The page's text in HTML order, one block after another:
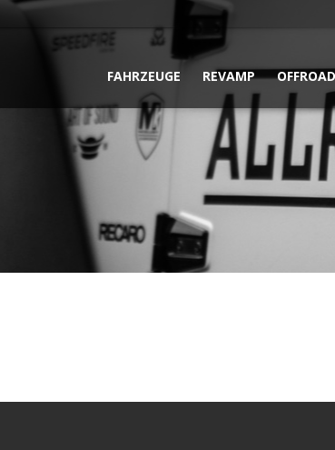
FAHRZEUGE REVAMP